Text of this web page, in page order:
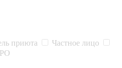
приюта
Частное лицо